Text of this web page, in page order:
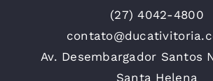
(27) 4042-4800
Av. Desembargador Santos
Santa Helena